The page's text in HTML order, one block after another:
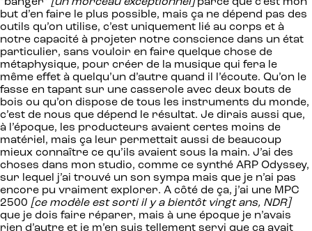
but d’en faire le plus possible, mais ça ne dépend pas des
outils qu’on utilise, c’est uniquement lié au corps et à
notre capacité à projeter notre conscience dans un état
particulier, sans vouloir en faire quelque chose de
métaphysique, pour créer de la musique qui fera le
même effet à quelqu’un d’autre quand il l’écoute. Qu’on le
fasse en tapant sur une casserole avec deux bouts de
bois ou qu’on dispose de tous les instruments du monde,
c’est de nous que dépend le résultat. Je dirais aussi que,
à l’époque, les producteurs avaient certes moins de
matériel, mais ça leur permettait aussi de beaucoup
mieux connaître ce qu’ils avaient sous la main. J’ai des
choses dans mon studio, comme ce synthé ARP Odyssey,
sur lequel j’ai trouvé un son sympa mais que je n’ai pas
encore pu vraiment explorer. A côté de ça, j’ai une MPC
2500 [ce modèle est sorti il y a bientôt vingt ans, NDR]
que je dois faire réparer, mais à une époque je n’avais
rien d’autre et je m’en suis tellement servi que ça avait